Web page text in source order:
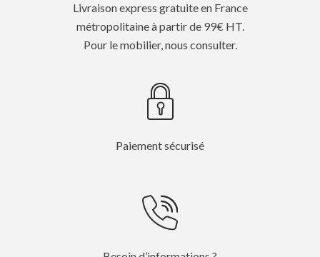
Livraison express gratuite en France
métropolitaine à partir de 99€ HT.
Pour le mobilier, nous consulter.
Paiement sécurisé